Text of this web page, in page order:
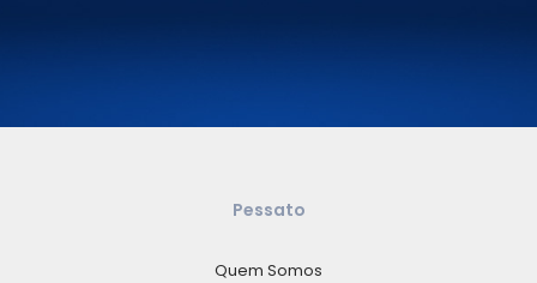
Pessato
Quem Somos